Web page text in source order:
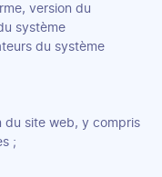
version du
système
du système
du site web, y compris
;